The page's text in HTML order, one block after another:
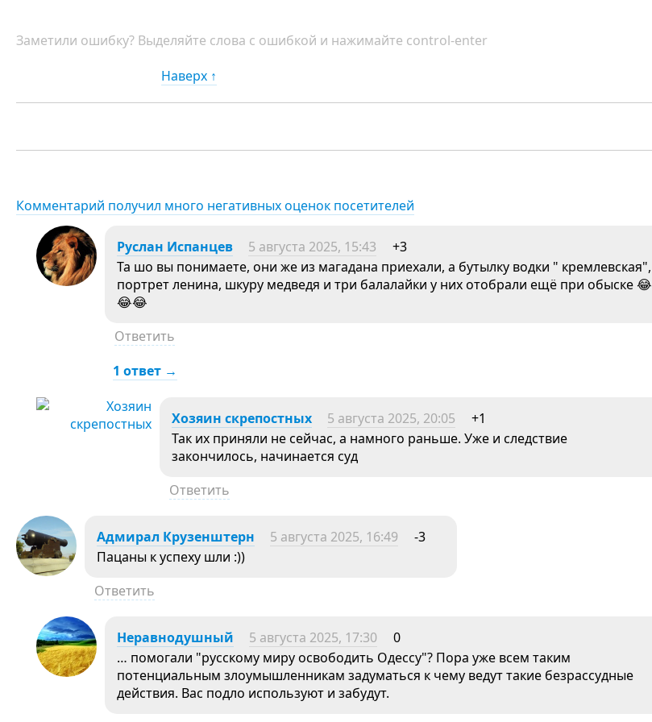
Заметили ошибку? Выделяйте слова с ошибкой и нажимайте control-enter
Наверх ↑
Комментарий получил много негативных оценок посетителей
Руслан Испанцев 5 августа 2025, 15:43
+3
Та шо вы понимаете, они же из магадана приехали, а бутылку водки " кремлевская",
портрет ленина, шкуру медведя и три балалайки у них отобрали ещё при обыске 😂
😂😂
Ответить
1 ответ →
Хозяин скрепостных 5 августа 2025, 20:05
+1
Так их приняли не сейчас, а намного раньше. Уже и следствие
закончилось, начинается суд
Ответить
Адмирал Крузенштерн 5 августа 2025, 16:49
-3
Пацаны к успеху шли :))
Ответить
Неравнодушный 5 августа 2025, 17:30
0
… помогали "русскому миру освободить Одессу"? Пора уже всем таким
потенциальным злоумышленникам задуматься к чему ведут такие безрассудные
действия. Вас подло используют и забудут.